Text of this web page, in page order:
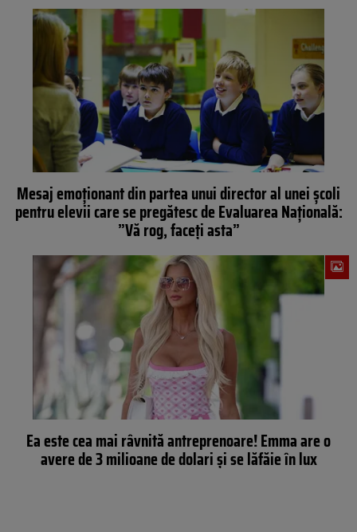
Mesaj emoționant din partea unui director al unei școli
pentru elevii care se pregătesc de Evaluarea Națională:
”Vă rog, faceți asta”
Ea este cea mai râvnită antreprenoare! Emma are o
avere de 3 milioane de dolari și se lăfăie în lux